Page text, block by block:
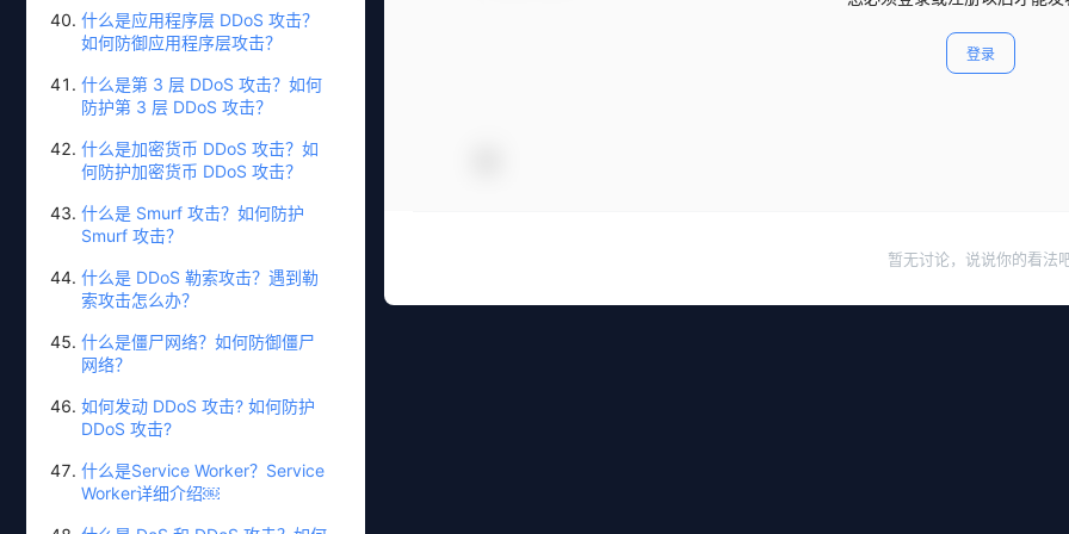
什么是应用程序层 DDoS 攻击？
如何防御应用程序层攻击？
什么是第 3 层 DDoS 攻击？如何
防护第 3 层 DDoS 攻击？
什么是加密货币 DDoS 攻击？如
何防护加密货币 DDoS 攻击？
什么是 Smurf 攻击？如何防护
Smurf 攻击？
什么是 DDoS 勒索攻击？遇到勒
索攻击怎么办？
什么是僵尸网络？如何防御僵尸
网络？
如何发动 DDoS 攻击? 如何防护
DDoS 攻击?
什么是Service Worker？Service
Worker详细介绍￼
登录
暂无讨论，说说你的看法